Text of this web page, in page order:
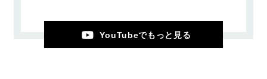
YouTubeでもっと見る